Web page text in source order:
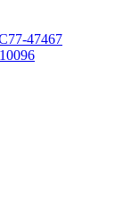
47467